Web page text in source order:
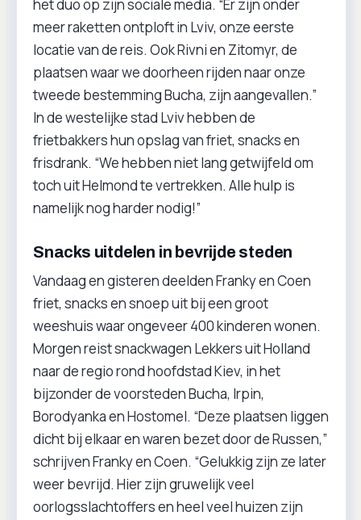
het duo op zijn sociale media. “Er zijn onder
meer raketten ontploft in Lviv, onze eerste
locatie van de reis. Ook Rivni en Zitomyr, de
plaatsen waar we doorheen rijden naar onze
tweede bestemming Bucha, zijn aangevallen.”
In de westelijke stad Lviv hebben de
frietbakkers hun opslag van friet, snacks en
frisdrank. “We hebben niet lang getwijfeld om
toch uit Helmond te vertrekken. Alle hulp is
namelijk nog harder nodig!”
Snacks uitdelen in bevrijde steden
Vandaag en gisteren deelden Franky en Coen
friet, snacks en snoep uit bij een groot
weeshuis waar ongeveer 400 kinderen wonen.
Morgen reist snackwagen Lekkers uit Holland
naar de regio rond hoofdstad Kiev, in het
bijzonder de voorsteden Bucha, Irpin,
Borodyanka en Hostomel. “Deze plaatsen liggen
dicht bij elkaar en waren bezet door de Russen,”
schrijven Franky en Coen. “Gelukkig zijn ze later
weer bevrijd. Hier zijn gruwelijk veel
oorlogsslachtoffers en heel veel huizen zijn